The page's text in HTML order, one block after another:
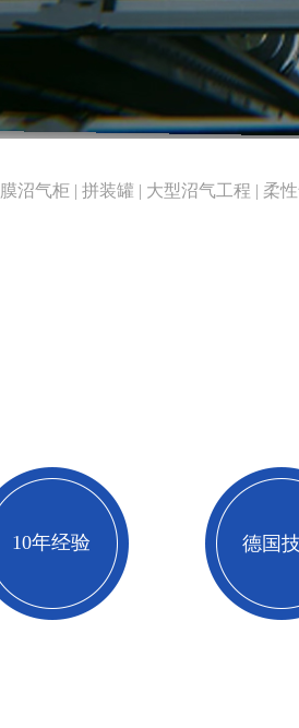
沼气柜 | 拼装罐 | 大型沼气工程 | 柔
10年经验 德国